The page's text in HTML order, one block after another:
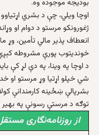
بودیجه موجوده وه.
اوچا ويلي، چې د بشري
ژغورونکو مرستو د دوام او
انعطاف پذیر مالي تأمین، وړ
خوندیتوب پورې مشروطه
د اوچا په وینا، په دې لړ
شي خپلو اړتیا وړ مرستو او
بشرپالې ښځینه کارمندانې
توګه د مرستې رسونې په
از روزنامه‌نگاری